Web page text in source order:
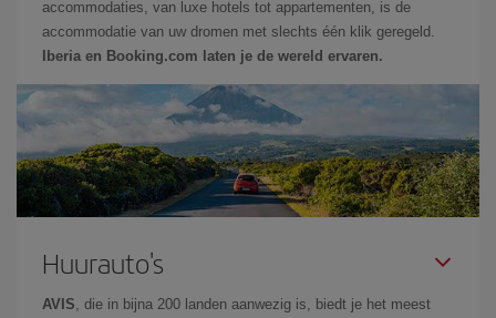
accommodaties, van luxe hotels tot appartementen, is de
accommodatie van uw dromen met slechts één klik geregeld.
Iberia en Booking.com laten je de wereld ervaren.
Huurauto's
AVIS , die in bijna 200 landen aanwezig is, biedt je het meest